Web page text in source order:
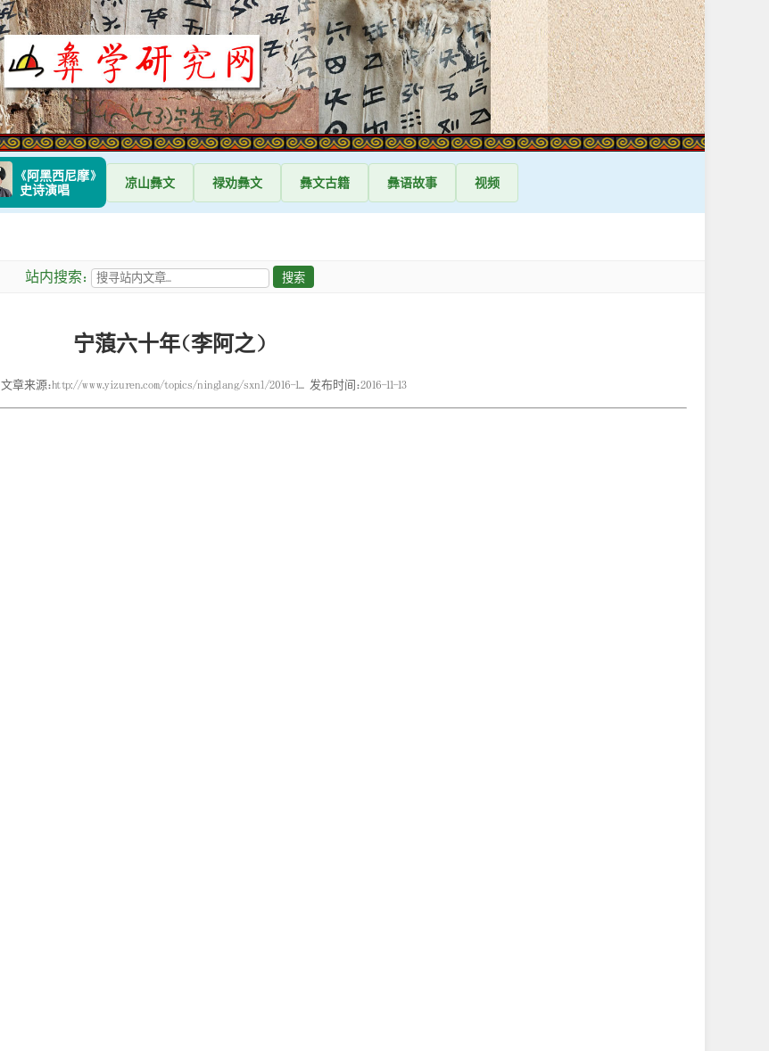
《阿黑西尼摩》
史诗演唱
凉山彝文 禄劝彝文 彝文古籍 彝语故事 视频
站内搜索：
宁蒗六十年（李阿之）
文章来源：http://www.yizuren.com/topics/ninglang/sxnl/2016-1... 发布时间：2016-11-13